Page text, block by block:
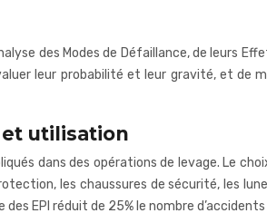
des Modes de Défaillance, de leurs
leur probabilité et leur gravité, et de
utilisation
dans des opérations de levage. Le
les chaussures de sécurité, les
EPI réduit de 25% le nombre